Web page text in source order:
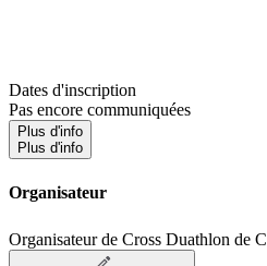
Dates d'inscription
Pas encore communiquées
Plus d'info
Plus d'info
Organisateur
Organisateur de Cross Duathlon de